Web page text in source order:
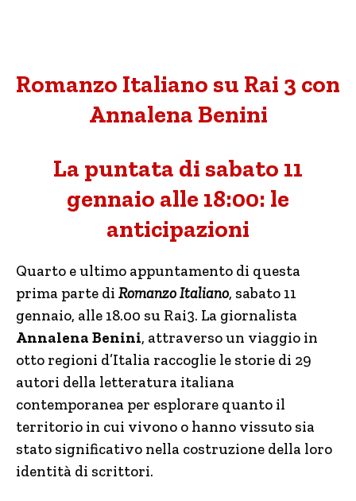
Romanzo Italiano su Rai 3 con
Annalena Benini
La puntata di sabato 11
gennaio alle 18:00: le
anticipazioni
Quarto e ultimo appuntamento di questa
prima parte di Romanzo Italiano, sabato 11
gennaio, alle 18.00 su Rai3. La giornalista
Annalena Benini, attraverso un viaggio in
otto regioni d’Italia raccoglie le storie di 29
autori della letteratura italiana
contemporanea per esplorare quanto il
territorio in cui vivono o hanno vissuto sia
stato significativo nella costruzione della loro
identità di scrittori.